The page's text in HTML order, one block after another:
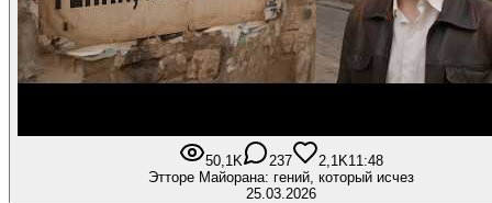
50,1K 237 2,1K11:48
Этторе Майорана: гений, который исчез
25.03.2026